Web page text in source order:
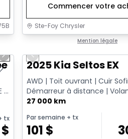
Commencer votre
Ste-Foy Chrysler
Mention légale
Next slide
L Altitude
À
tx
$
Très bonne offre
Previous slide
2025 Kia Seltos EX
AWD | Toit ouvrant | Cuir
Démarreur à distance |
chauffant
27 000 km
Par semaine + tx
101 $